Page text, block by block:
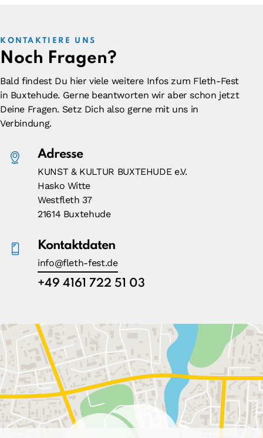
KONTAKTIERE UNS
Noch Fragen?
Bald findest Du hier viele weitere Infos zum Fleth-Fest
in Buxtehude. Gerne beantworten wir aber schon jetzt
Deine Fragen. Setz Dich also gerne mit uns in
Verbindung.
Adresse
KUNST & KULTUR BUXTEHUDE e.V.
Hasko Witte
Westfleth 37
21614 Buxtehude
Kontaktdaten
info@fleth-fest.de
+49 4161 722 51 03